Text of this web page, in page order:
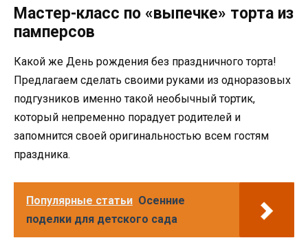
Мастер-класс по «выпечке» торта из
памперсов
Какой же День рождения без праздничного торта!
Предлагаем сделать своими руками из одноразовых
подгузников именно такой необычный тортик,
который непременно порадует родителей и
запомнится своей оригинальностью всем гостям
праздника.
Популярные статьи Осенние
поделки для детского сада